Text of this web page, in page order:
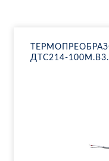
ДТ­С214-